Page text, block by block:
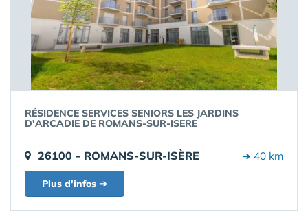
RÉSIDENCE SERVICES SENIORS LES JARDINS
D'ARCADIE DE ROMANS-SUR-ISERE
26100 - ROMANS-SUR-ISÈRE ➔ 40 km
Plus d'infos ➔